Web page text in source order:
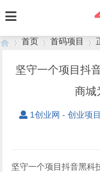
首页 首码项目
›
坚守一个项目抖
商城
1创业网 - 创业项
坚守一个项目抖音黑科